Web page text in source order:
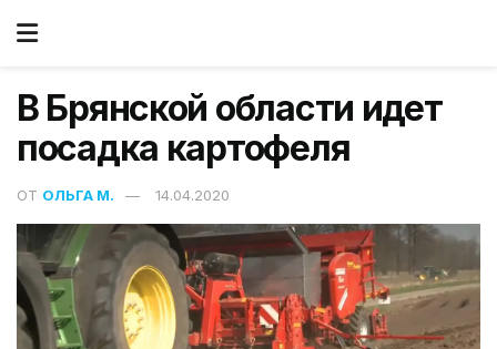
В Брянской области идет
посадка картофеля
ОТ ОЛЬГА М. 14.04.2020